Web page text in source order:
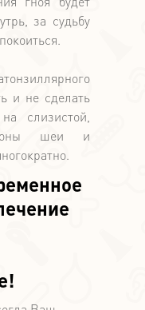
за судьбу
и не сделать
слизистой,
шеи и